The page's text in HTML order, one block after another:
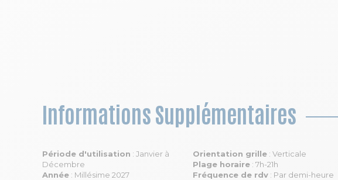
Informations Supplémentaires
Période d'utilisation : Janvier à
Décembre
Année : Millésime 2027
Orientation grille : Verticale
Plage horaire : 7h-21h
Fréquence de rdv : Par demi-heure